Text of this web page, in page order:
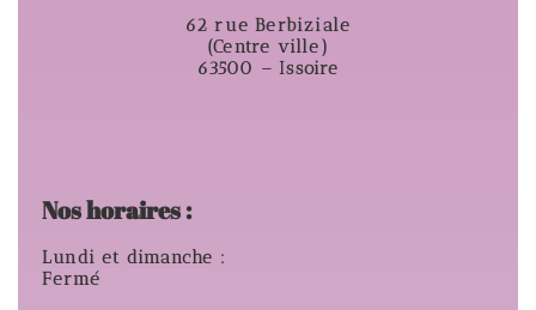
62 rue Berbiziale
(Centre ville)
63500 – Issoire
Nos horaires :
Lundi et dimanche :
Fermé